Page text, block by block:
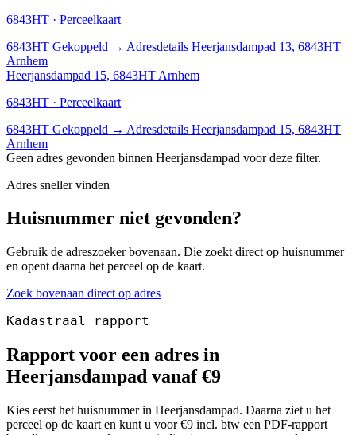
6843HT · Perceelkaart
6843HT Gekoppeld → Adresdetails Heerjansdampad 13, 6843HT
Arnhem
Heerjansdampad 15, 6843HT Arnhem
6843HT · Perceelkaart
6843HT Gekoppeld → Adresdetails Heerjansdampad 15, 6843HT
Arnhem
Geen adres gevonden binnen Heerjansdampad voor deze filter.
Adres sneller vinden
Huisnummer niet gevonden?
Gebruik de adreszoeker bovenaan. Die zoekt direct op huisnummer
en opent daarna het perceel op de kaart.
Zoek bovenaan direct op adres
Kadastraal rapport
Rapport voor een adres in
Heerjansdampad vanaf €9
Kies eerst het huisnummer in Heerjansdampad. Daarna ziet u het
perceel op de kaart en kunt u voor €9 incl. btw een PDF-rapport